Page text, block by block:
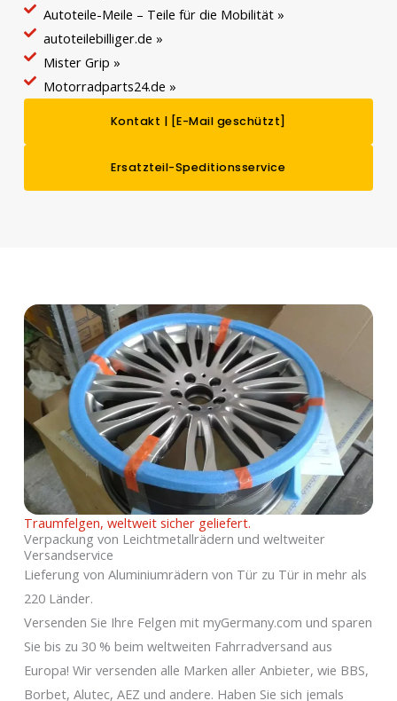
Autoteile-Meile – Teile für die Mobilität »
autoteilebilliger.de »
Mister Grip »
Motorradparts24.de »
Kontakt | [E-Mail geschützt]
Ersatzteil-Speditionsservice
Traumfelgen, weltweit sicher geliefert.
Verpackung von Leichtmetallrädern und weltweiter
Versandservice
Lieferung von Aluminiumrädern von Tür zu Tür in mehr als
220 Länder.
Versenden Sie Ihre Felgen mit myGermany.com und sparen
Sie bis zu 30 % beim weltweiten Fahrradversand aus
Europa! Wir versenden alle Marken aller Anbieter, wie BBS,
Borbet, Alutec, AEZ und andere. Haben Sie sich jemals